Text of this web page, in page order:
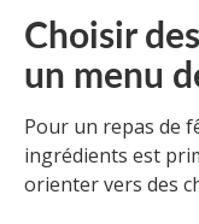
Choisir
un menu
Pour un repas de
ingrédients est
orienter vers des